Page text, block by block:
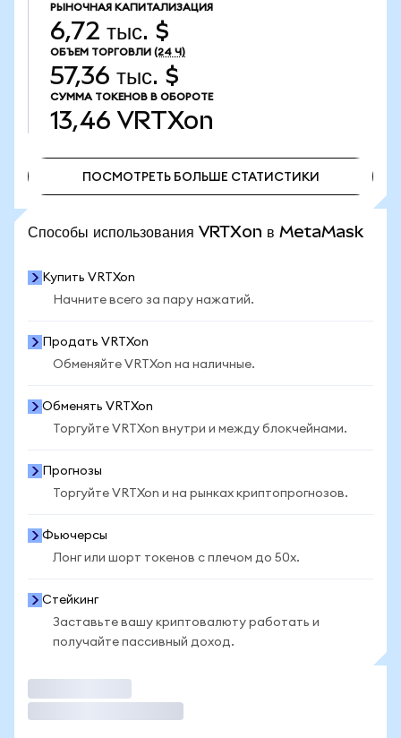
РЫНОЧНАЯ КАПИТАЛИЗАЦИЯ
6,72 тыс. $
ОБЪЕМ ТОРГОВЛИ (24 Ч)
57,36 тыс. $
СУММА ТОКЕНОВ В ОБОРОТЕ
13,46 VRTXon
ПОСМОТРЕТЬ БОЛЬШЕ СТАТИСТИКИ
Способы использования VRTXon в MetaMask
Купить VRTXon
Начните всего за пару нажатий.
Продать VRTXon
Обменяйте VRTXon на наличные.
Обменять VRTXon
Торгуйте VRTXon внутри и между блокчейнами.
Прогнозы
Торгуйте VRTXon и на рынках криптопрогнозов.
Фьючерсы
Лонг или шорт токенов с плечом до 50x.
Стейкинг
Заставьте вашу криптовалюту работать и
получайте пассивный доход.